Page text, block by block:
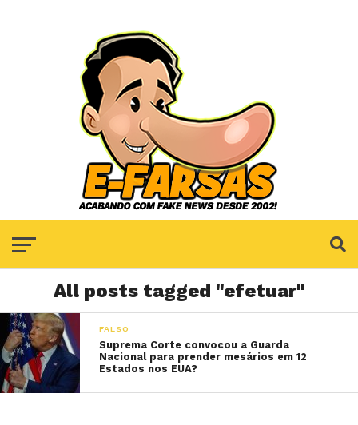
All posts tagged "efetuar"
FALSO
Suprema Corte convocou a Guarda
Nacional para prender mesários em 12
Estados nos EUA?